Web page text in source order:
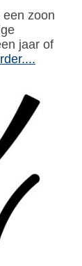
zoon
jaar of